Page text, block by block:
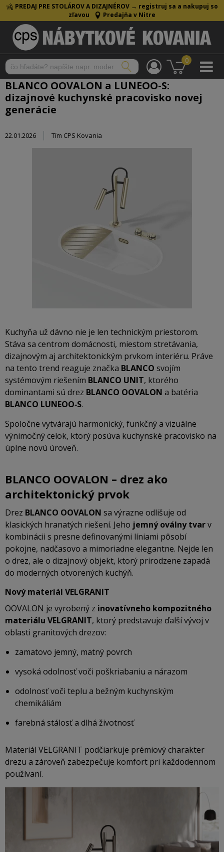
PREDAJ PRE STOLÁROV A DIZAJNÉROV → registruj sa a nakupuj so
zľavou
Predajňa v Nitre
0
BLANCO OOVALON a LUNEOO-S:
dizajnové kuchynské pracovisko novej
generácie
22.01.2026 Tím CPS Kovania
Kuchyňa už dávno nie je len technickým priestorom.
Stáva sa centrom domácnosti, miestom stretávania,
dizajnovým aj architektonickým prvkom interiéru. Práve
na tento trend reaguje značka BLANCO svojím
systémovým riešením BLANCO UNIT, ktorého
dominantami sú drez BLANCO OOVALON a batéria
BLANCO LUNEOO‑S.
Spoločne vytvárajú harmonický, funkčný a vizuálne
výnimočný celok, ktorý posúva kuchynské pracovisko na
úplne novú úroveň.
BLANCO OOVALON – drez ako
architektonický prvok
Drez BLANCO OOVALON sa výrazne odlišuje od
klasických hranatých riešení. Jeho jemný oválny tvarv
kombinácii s presne definovanými líniami pôsobí
pokojne, nadčasovo a mimoriadne elegantne. Nejde len
o drez, ale o dizajnový objekt, ktorý prirodzene zapadá
do moderných otvorených kuchýň.
Nový materiál VELGRANIT
OOVALON je vyrobený z inovatívneho kompozitného
materiálu VELGRANIT, ktorý predstavuje ďalší vývoj v
oblasti granitových drezov:
zamatovo jemný, matný povrch
vysoká odolnosť voči poškriabaniu a nárazom
odolnosť voči teplu a bežným kuchynským
chemikáliám
farebná stálosť a dlhá životnosť
Materiál VELGRANIT podčiarkuje prémiový charakter
drezu a zároveň zabezpečuje komfort pri každodennom
používaní.